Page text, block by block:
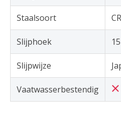
Staalsoort
Slijphoek
Slijpwijze
Vaatwasserbestendig